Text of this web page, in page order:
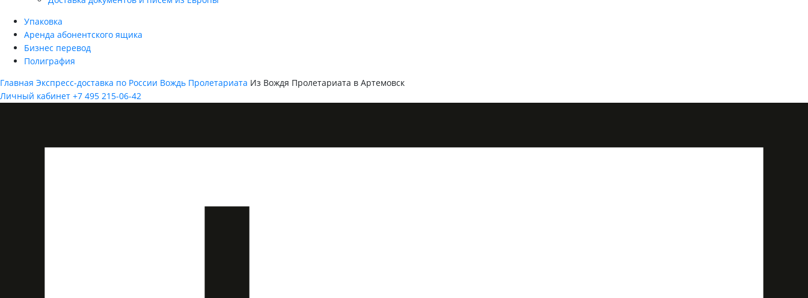
Упаковка
Аренда абонентского ящика
Бизнес перевод
Полиграфия
Главная Экспресс-доставка по России Вождь Пролетариата Из Вождя Пролетариата в Артемовск
Личный кабинет +7 495 215-06-42